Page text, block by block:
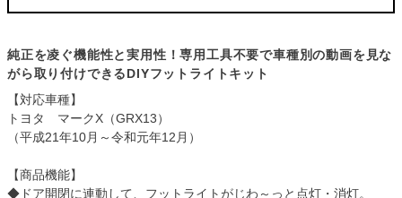
純正を凌ぐ機能性と実用性！専用工具不要で車種別の動画を見な
がら取り付けできるDIYフットライトキット
【対応車種】
トヨタ マークX（GRX13）
（平成21年10月～令和元年12月）
【商品機能】
◆ドア開閉に連動して、フットライトがじわ～っと点灯・消灯。